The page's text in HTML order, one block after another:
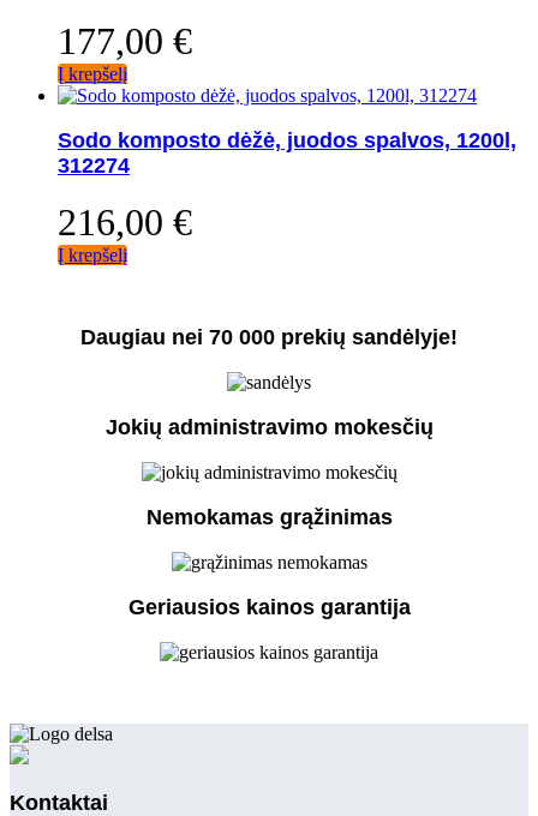
177,00 €
Į krepšelį
Sodo komposto dėžė, juodos spalvos, 1200l,
312274
216,00 €
Į krepšelį
Daugiau nei 70 000 prekių sandėlyje!
Jokių administravimo mokesčių
Nemokamas grąžinimas
Geriausios kainos garantija
Kontaktai